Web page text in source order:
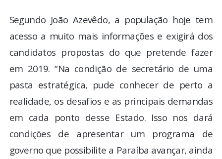
Segundo João Azevêdo, a população hoje tem
acesso a muito mais informações e exigirá dos
candidatos propostas do que pretende fazer
em 2019. “Na condição de secretário de uma
pasta estratégica, pude conhecer de perto a
realidade, os desafios e as principais demandas
em cada ponto desse Estado. Isso nos dará
condições de apresentar um programa de
governo que possibilite a Paraíba avançar, ainda